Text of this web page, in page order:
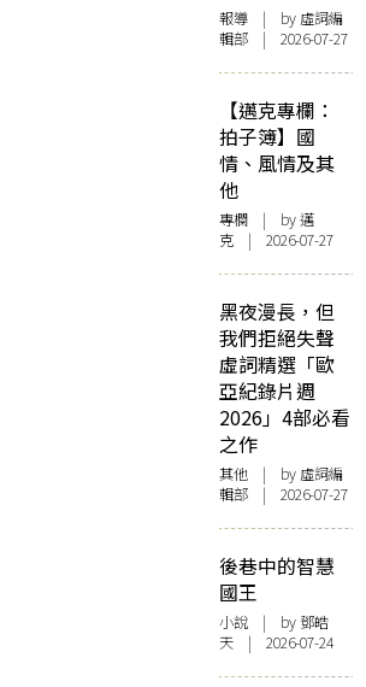
報導 | by 虛詞編
輯部 | 2026-07-27
【邁克專欄：
拍子簿】國
情、風情及其
他
專欄 | by邁
克 | 2026-07-27
黑夜漫長，但
我們拒絕失聲
虛詞精選「歐
亞紀錄片週
2026」4部必看
之作
其他 | by 虛詞編
輯部 | 2026-07-27
後巷中的智慧
國王
小說 | by 鄧皓
天 | 2026-07-24